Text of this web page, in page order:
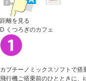
距離を見る
D くつろぎのカフェ
カプチーノミックスソフトで搭
飛行機ご搭乗前のひとときに、